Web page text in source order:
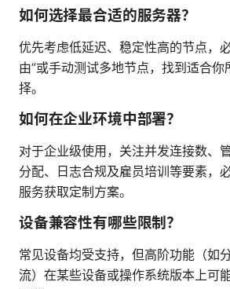
如何选择最合适的服务器？
优先考虑低延迟、稳定性高的节点，
由”或手动测试多地节点，找到适合
择。
如何在企业环境中部署？
对于企业级使用，关注并发连接数、
分配、日志合规及雇员培训等要素，
服务获取定制方案。
设备兼容性有哪些限制？
常见设备均受支持，但高阶功能（如
流）在某些设备或操作系统版本上可